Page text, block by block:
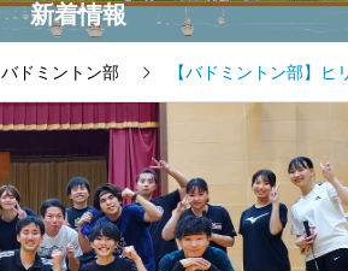
新着情報
バドミントン部 【バドミントン部】